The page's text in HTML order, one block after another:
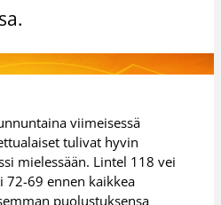
viimeisessä
tulivat hyvin
mielessään. Lintel 118 vei
69 ennen kaikkea
puolustuksensa